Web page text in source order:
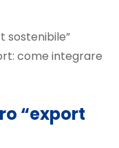
sostenibile”
come integrare
“export